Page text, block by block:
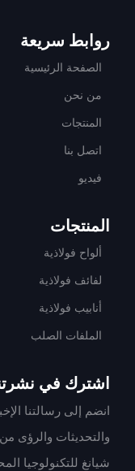
روابط سريعة
الصفحة الرئيسية
من نحن
المنتجات
اتصل بنا
فيديو
المنتجات
ألواح فولاذية
لفائف فولاذية
أنابيب فولاذية
الملفات الصلب
اشترك في
انضم إلى رسالتنا
والتحديثات والرؤى
شيانغ للتكنولوجيا